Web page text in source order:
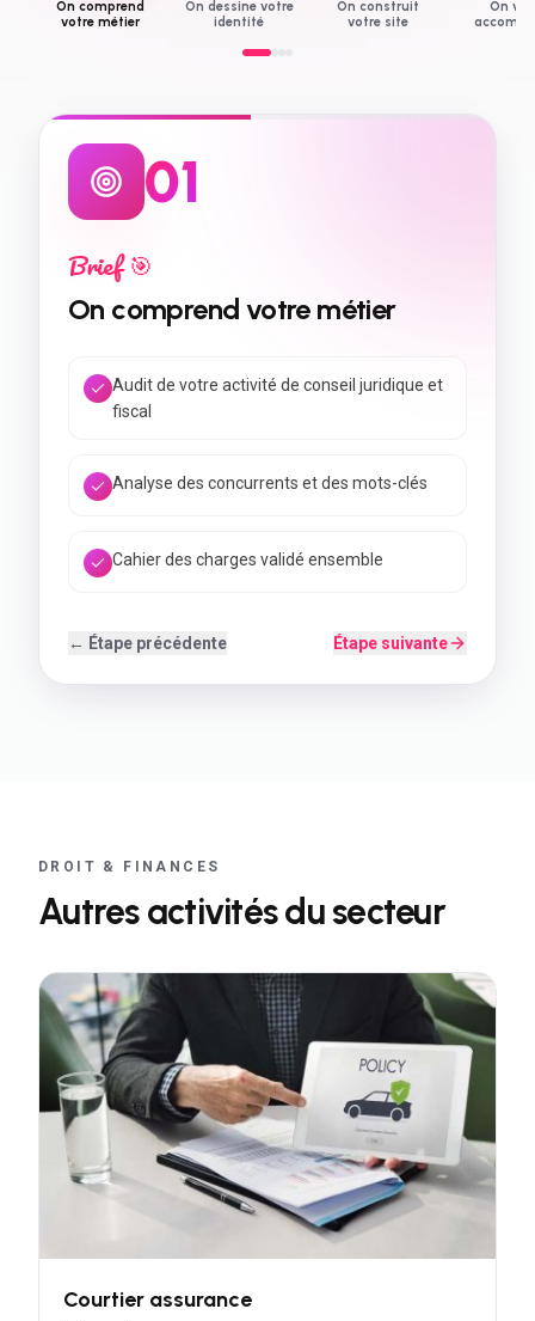
On comprend
votre métier
On dessine votre
identité
On construit
votre site
On
02
Design ✨
On dessine votre identité
Wireframes et arborescence
fiscal
Allers-retours jusqu'à validation
← Étape précédente Étape suivante
DROIT & FINANCES
Autres activités du secteur
Courtier assurance